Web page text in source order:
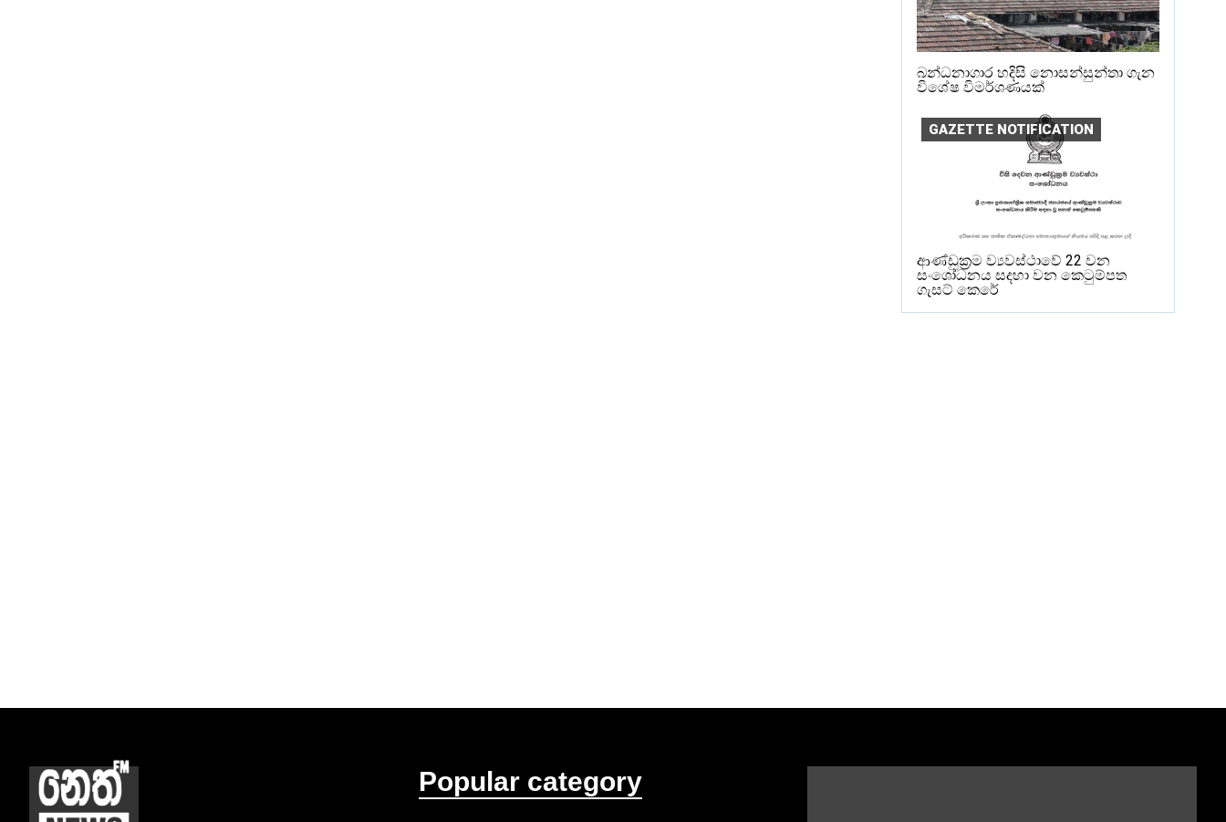
බන්ධනාගාර හදිසි නොසන්සුන්තා ගැන
විශේෂ විමර්ශණයක්
GAZETTE NOTIFICATION
ආණ්ඩුක්‍රම ව්‍යවස්ථාවේ 22 වන
සංශෝධනය සදහා වන කෙටුම්පත
ගැසට් කෙරේ
Popular category